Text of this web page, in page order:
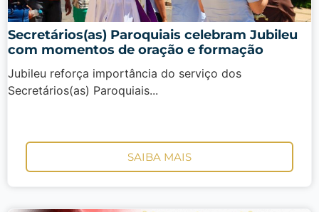
Secretários(as) Paroquiais celebram Jubileu
com momentos de oração e formação
Jubileu reforça importância do serviço dos
Secretários(as) Paroquiais...
SAIBA MAIS